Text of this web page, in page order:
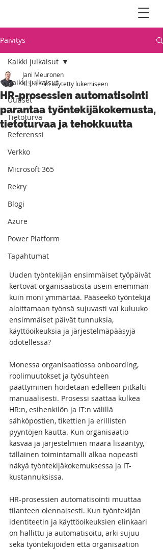
Päivitys
Kaikki julkaisut
Uutiset
Tietoturva
Referenssi
Verkko
Microsoft 365
Rekry
Blogi
Azure
Power Platform
Tapahtumat
Kaikki julkaisut
HR-prosessien automatisointi
parantaa työntekijäkokemusta,
tietoturvaa ja tehokkuutta
Jani Meuronen
4.3.3 min käytetty lukemiseen
Uuden työntekijän ensimmäiset työpäivät
kertovat organisaatiosta usein enemmän
kuin moni ymmärtää. Pääseekö työntekijä
aloittamaan työnsä sujuvasti vai kuluuko
ensimmäiset päivät tunnuksia,
käyttöoikeuksia ja järjestelmäpääsyjä
odotellessa?
Monessa organisaatiossa onboarding,
roolimuutokset ja työsuhteen
päättyminen hoidetaan edelleen pitkälti
manuaalisesti. Prosessi saattaa kulkea
HR:n, esihenkilön ja IT:n välillä
sähköpostien, tikettien ja erillisten
pyyntöjen kautta. Kun organisaatio
kasvaa ja järjestelmien määrä lisääntyy,
tällainen toimintamalli alkaa nopeasti
näkyä työntekijäkokemuksessa ja IT-
kustannuksissa.
HR-prosessien automatisointi muuttaa
tilanteen olennaisesti. Kun työntekijän
identiteetin ja käyttöoikeuksien elinkaari
on hallittu ja automatisoitu, arki sujuu
sekä työntekijöiden että organisaation